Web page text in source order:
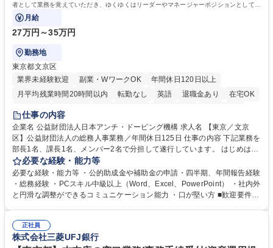
者として業務を覚えていただき、ゆくゆくはリーダーやマネージャーポジションとして活
躍いただくことを期待しています。
月給
27万円～35万円
勤務地
東京都文京区
業界未経験歓迎
副業・WワークOK
年間休日120日以上
月平均残業時間20時間以内
転勤なし 英語 退職金あり
在宅OK
賞与あり
育休あり
食事補助あり
仕事の内容
企業名 公益財団法人日本アンチ・ドーピング機構 求人名 【東京／文京
区】公益財団法人の総務人事業務／年間休日125日 仕事の内容 下記業務を
部長1名、課長1名、メンバー2名で分担して遂行しています。 はじめは担
当者として業務を覚えていただき、ゆくゆくはリーダーやマネージャーポ
ジションとして活躍いただくことを期待しています。 【総務・人事グルー
プの業務内容】 ・人事制度関連 ・採用活動 ・教育研修の企画、実行 ・勤
怠管理 ・官公庁への各種提出 ・法定の会議運営（評議員会、理事会） ・
管理 ・福利厚生関連 ・職員からの問合せ、相談対応 ・その他日常の総務
業務全般 募集職種 【東京／文京区】公益財団法人の総務人事業務／年間
必要な経験・能力等
必要な経験・能力等 ・公的助成金や補助金の申請・四半期、年間報告経験
・総務経験 ・PCスキル中級以上（Word、Excel、PowerPoint） ・社内外
と円滑な調整ができるコミュニケーション能力 ・口が堅い方 ■歓迎要件
正社員
株式会社三菱UFJ銀行